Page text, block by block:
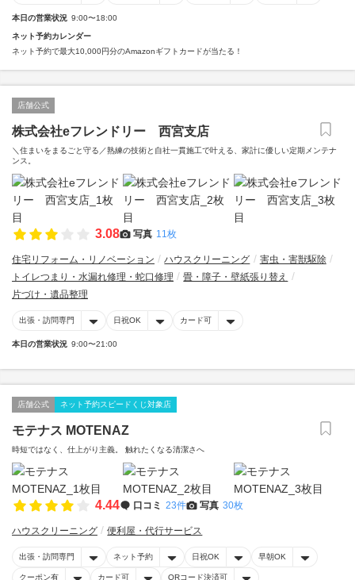
本日の営業状況 9:00〜18:00
ネット予約カレンダー
ネット予約で最大10,000円分のAmazonギフトカードが当たる！
店舗公式
株式会社eフレンドリー 西宮支店
＼住まいをまるごと守る／熟練の技術と自社一貫施工で叶える、家計に優しい定期メンテナ
ンス。
3.08 写真 11枚
住宅リフォーム・リノベーション ハウスクリーニング
害虫・害獣駆除
トイレつまり・水漏れ修理・蛇口修理
畳・障子・壁紙張り替え
片づけ・遺品整理
出張・訪問専門 日祝OK カード可
本日の営業状況 9:00〜21:00
店舗公式 ネット予約スピードくじ対象店
モテナス MOTENAZ
時短ではなく、仕上がり主義。 触れたくなる清潔さへ
4.44 口コミ 23件 写真 30枚
ハウスクリーニング 便利屋・代行サービス
出張・訪問専門 ネット予約 日祝OK 早朝OK
クーポン有 カード可 QRコード決済可